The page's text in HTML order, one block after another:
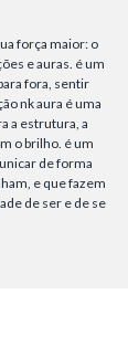
força maior: o
e auras. é um
fora, sentir
nk aura é uma
a estrutura, a
o brilho. é um
de forma
e que fazem
de ser e de se